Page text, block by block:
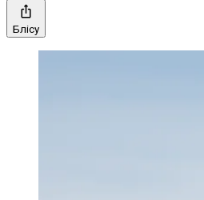
Бөлісу